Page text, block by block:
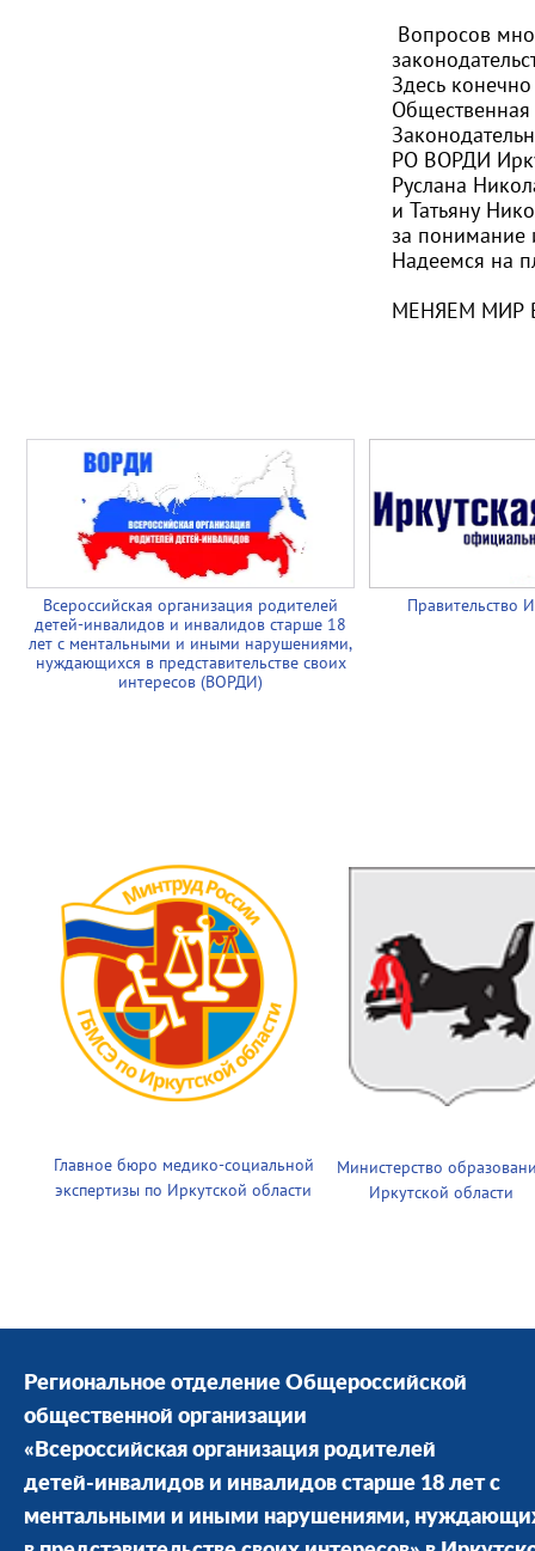
Вопросов
Здесь
Общественная
РО ВОРДИ
Руслана
и Татьяну
за понимание
Надеемся на
МЕНЯЕМ МИР
Всероссийская организация родителей
детей-инвалидов и инвалидов старше 18
лет с ментальными и иными нарушениями,
нуждающихся в представительстве своих
интересов (ВОРДИ)
Правительство
Главное бюро медико-социальной
экспертизы по Иркутской области
Министерство
Иркутской области
Региональное отделение Общероссийской
общественной организации
«Всероссийская организация родителей
детей-инвалидов и инвалидов старше 18 лет с
ментальными и иными нарушениями,